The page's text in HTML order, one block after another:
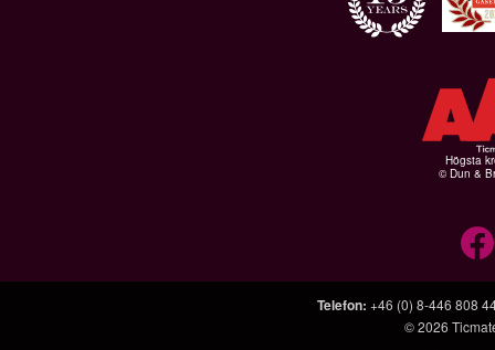
Högsta
© Dun &
Telefon: +46 (0) 8-446 808
© 2026